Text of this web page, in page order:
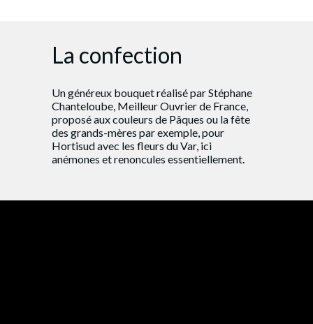
La confection
Un généreux bouquet réalisé par Stéphane
Chanteloube, Meilleur Ouvrier de France,
proposé aux couleurs de Pâques ou la fête
des grands-mères par exemple, pour
Hortisud avec les fleurs du Var, ici
anémones et renoncules essentiellement.